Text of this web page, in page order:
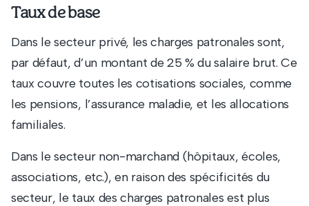
Taux de base
Dans le secteur privé, les charges patronales sont,
par défaut, d’un montant de 25 % du salaire brut. Ce
taux couvre toutes les cotisations sociales, comme
les pensions, l’assurance maladie, et les allocations
familiales.
Dans le secteur non-marchand (hôpitaux, écoles,
associations, etc.), en raison des spécificités du
secteur, le taux des charges patronales est plus